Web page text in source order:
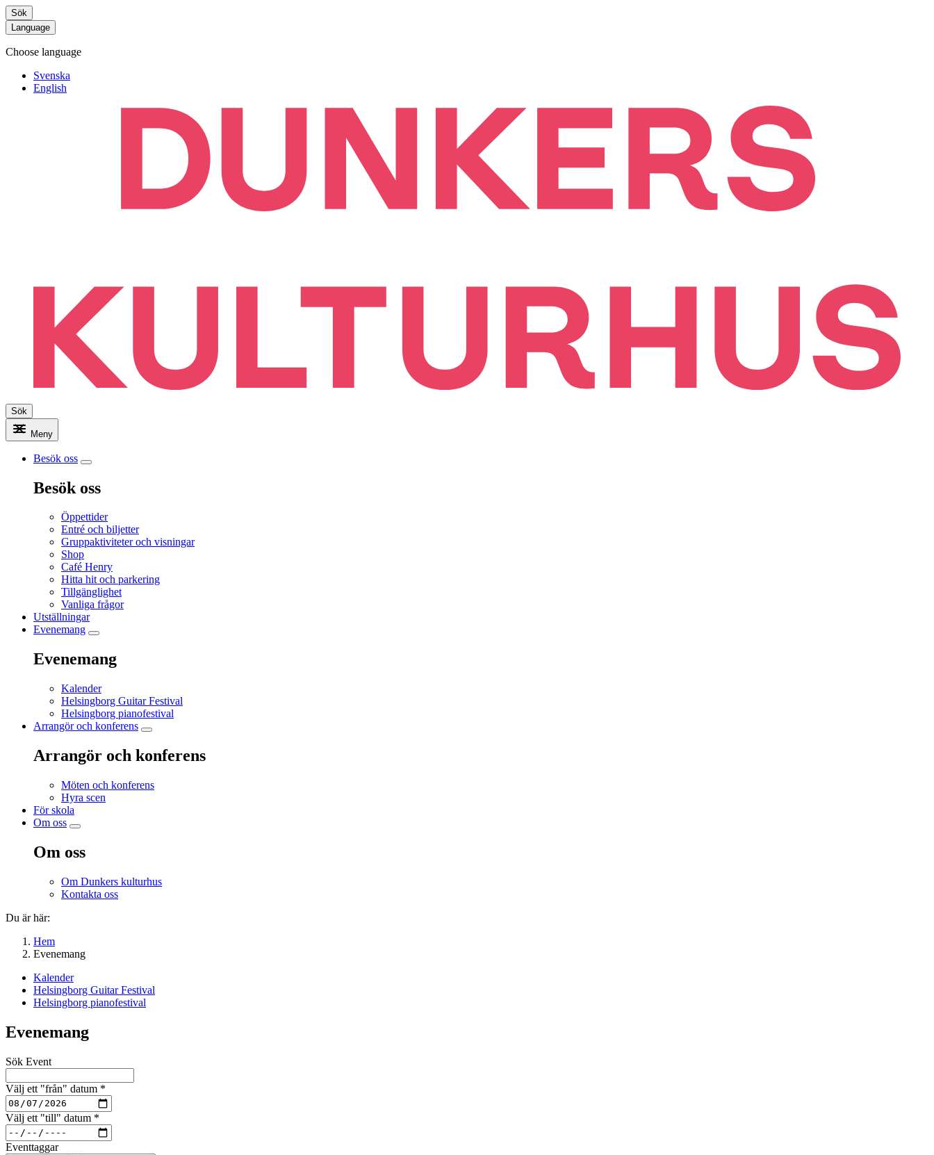
Sök
Language
Choose language
Svenska
English
Sök
Meny
Besök oss
Besök oss
Öppettider
Entré och biljetter
Gruppaktiviteter och visningar
Shop
Café Henry
Hitta hit och parkering
Tillgänglighet
Vanliga frågor
Utställningar
Evenemang
Evenemang
Kalender
Helsingborg Guitar Festival
Helsingborg pianofestival
Arrangör och konferens
Arrangör och konferens
Möten och konferens
Hyra scen
För skola
Om oss
Om oss
Om Dunkers kulturhus
Kontakta oss
Du är här:
Hem
Evenemang
Kalender
Helsingborg Guitar Festival
Helsingborg pianofestival
Evenemang
Sök Event
Välj ett "från" datum *
Välj ett "till" datum *
Eventtaggar